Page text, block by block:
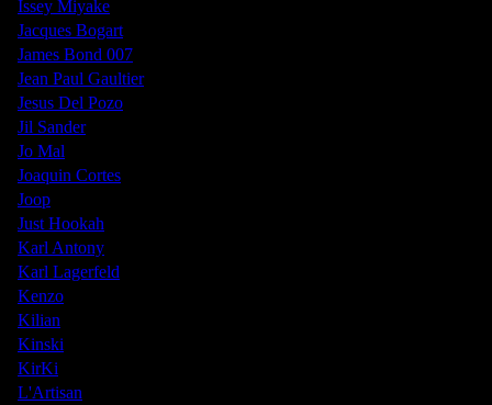
Issey Miyake
Jacques Bogart
James Bond 007
Jean Paul Gaultier
Jesus Del Pozo
Jil Sander
Jo Mal
Joaquin Cortes
Joop
Just Hookah
Karl Antony
Karl Lagerfeld
Kenzo
Kilian
Kinski
KirKi
L'Artisan